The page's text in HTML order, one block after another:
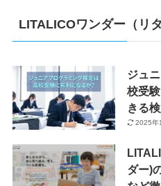
LITALICOワンダー（リ
ジュ
校受
きる
2025年
ダー)